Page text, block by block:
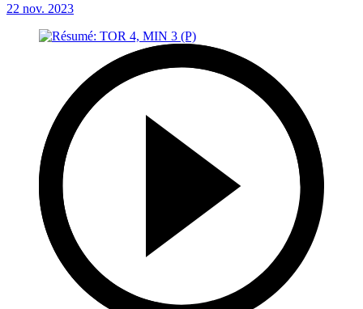
22 nov. 2023